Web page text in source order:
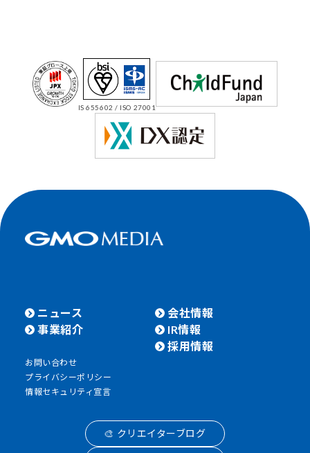
IS 655602 / ISO 27001
ニュース
事業紹介
会社情報
IR情報
採用情報
お問い合わせ
プライバシーポリシー
情報セキュリティ宣言
🎨 クリエイターブログ